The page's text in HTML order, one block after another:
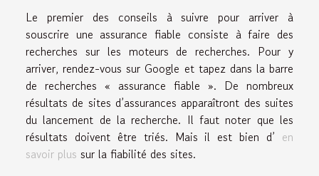
Le premier des conseils à suivre pour arriver à
souscrire une assurance fiable consiste à faire des
recherches sur les moteurs de recherches. Pour y
arriver, rendez-vous sur Google et tapez dans la barre
de recherches « assurance fiable ». De nombreux
résultats de sites d’assurances apparaîtront des suites
du lancement de la recherche. Il faut noter que les
résultats doivent être triés. Mais il est bien d’ en
savoir plus sur la fiabilité des sites.